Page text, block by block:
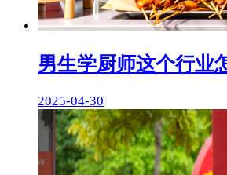
男生学厨师这个行业
2025-04-30